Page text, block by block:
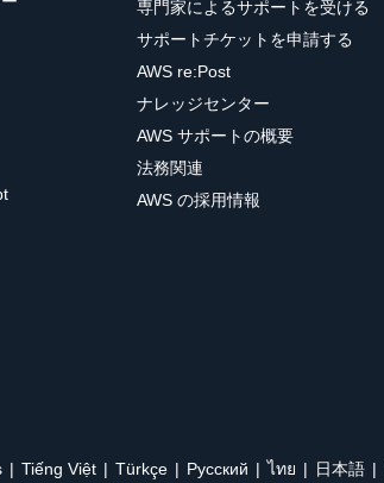
専門家によるサポートを受ける
サポートチケットを申請する
AWS re:Post
ナレッジセンター
AWS サポートの概要
法務関連
AWS の採用情報
Tiếng Việt Türkçe Ρусский ไทย 日本語